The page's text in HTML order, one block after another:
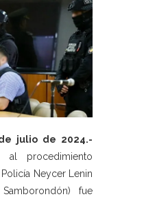
julio de 2024.-
al procedimiento
Neycer Lenin
fue